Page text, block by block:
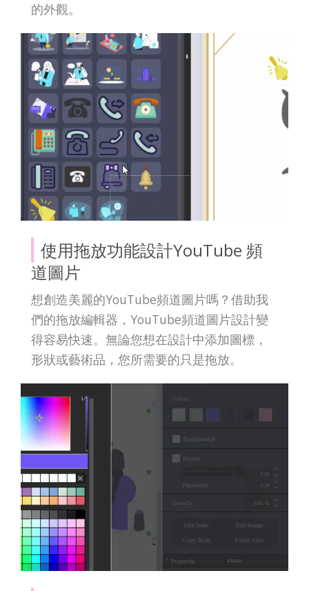
的外觀。
使用拖放功能設計YouTube 頻
道圖片
想創造美麗的YouTube頻道圖片嗎？借助我
們的拖放編輯器，YouTube頻道圖片設計變
得容易快速。無論您想在設計中添加圖標，
形狀或藝術品，您所需要的只是拖放。